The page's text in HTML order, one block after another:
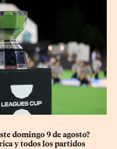
domingo 9 de agosto?
y todos los partidos